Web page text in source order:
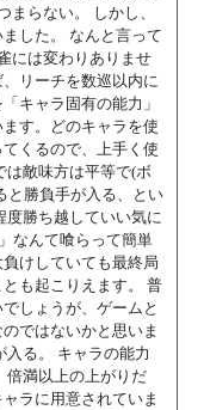
まらない。 しかし、
した。 なんと言って
には変わりありませ
リーチを数巡以内に
キャラ固有の能力」
す。どのキャラを使
くるので、上手く使
は敵味方は平等で(ボ
と勝負手が入る、とい
度勝ち越していい気に
なんて喰らって簡単
けしていても最終局
も起こりえます。 普
しょうが、ゲームと
ではないかと思いま
る。 キャラの能力
倍満以上の上がりだ
ラに用意されていま